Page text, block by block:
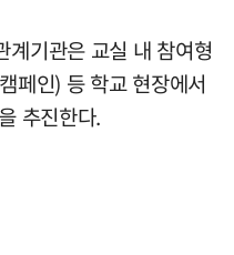
계기관은 교실 내 참여형
페인) 등 학교 현장에서
추진한다.